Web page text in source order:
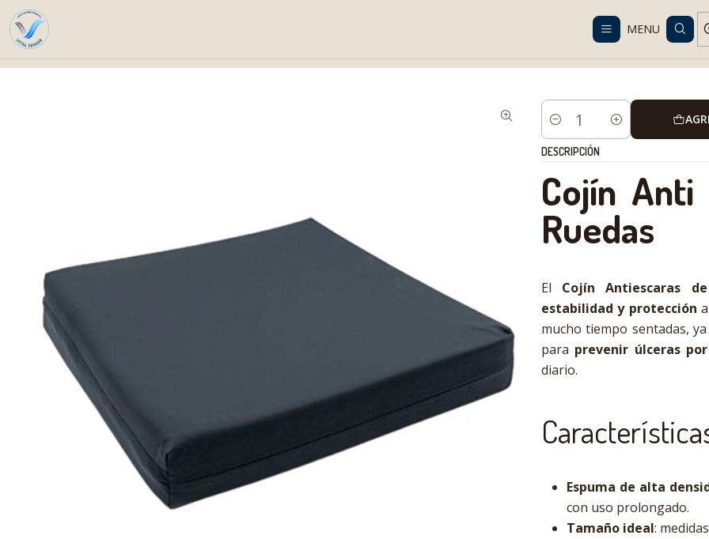
MENU
Despacho gratis en RM desde $100.000. Revisa las condiciones.
Cojín Antiescaras de
Cantidad
DESCRIPCIÓN
Cojín Anti
Ruedas
El Cojín Antiescaras
estabilidad y protección
mucho tiempo sentadas,
para prevenir úlceras
diario.
Espuma de alta
con uso prolongado.
Tamaño ideal: